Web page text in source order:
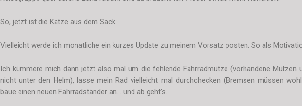
So, jetzt ist die Katze aus dem Sack.
Vielleicht werde ich monatliche ein kurzes Update zu meinem Vorsatz posten. So als
Ich kümmere mich dann jetzt also mal um die fehlende Fahrradmütze (vorhandene Mützen
nicht unter den Helm), lasse mein Rad vielleicht mal durchchecken (Bremsen müssen
baue einen neuen Fahrradständer an... und ab geht's.